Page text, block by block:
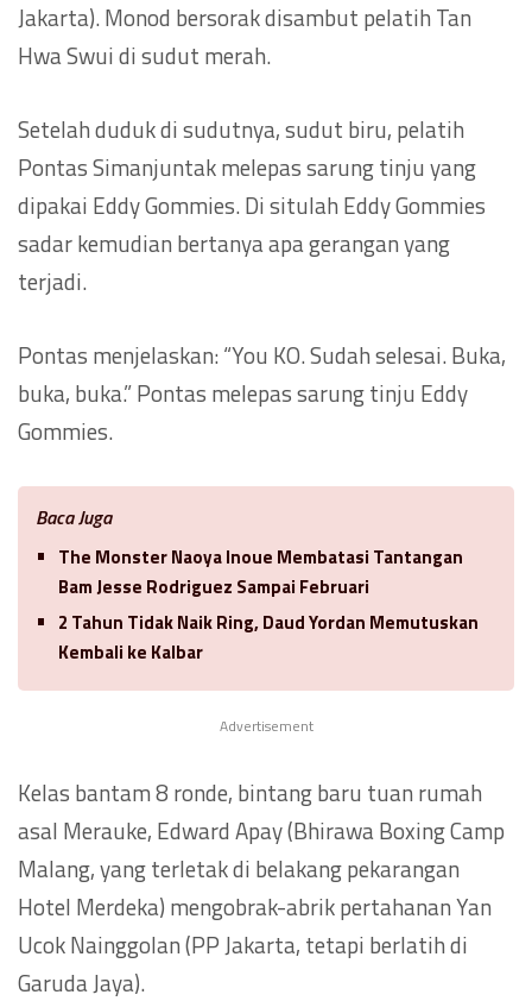
Jakarta). Monod bersorak disambut pelatih Tan
Hwa Swui di sudut merah.
Setelah duduk di sudutnya, sudut biru, pelatih
Pontas Simanjuntak melepas sarung tinju yang
dipakai Eddy Gommies. Di situlah Eddy Gommies
sadar kemudian bertanya apa gerangan yang
terjadi.
Pontas menjelaskan: “You KO. Sudah selesai. Buka,
buka, buka.” Pontas melepas sarung tinju Eddy
Gommies.
Baca Juga
The Monster Naoya Inoue Membatasi Tantangan
Bam Jesse Rodriguez Sampai Februari
2 Tahun Tidak Naik Ring, Daud Yordan Memutuskan
Kembali ke Kalbar
Advertisement
Kelas bantam 8 ronde, bintang baru tuan rumah
asal Merauke, Edward Apay (Bhirawa Boxing Camp
Malang, yang terletak di belakang pekarangan
Hotel Merdeka) mengobrak-abrik pertahanan Yan
Ucok Nainggolan (PP Jakarta, tetapi berlatih di
Garuda Jaya).